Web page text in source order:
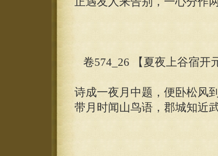
卷574_26 【夏夜上谷宿开
诗成一夜月中题，便卧松风
带月时闻山鸟语，郡城知近